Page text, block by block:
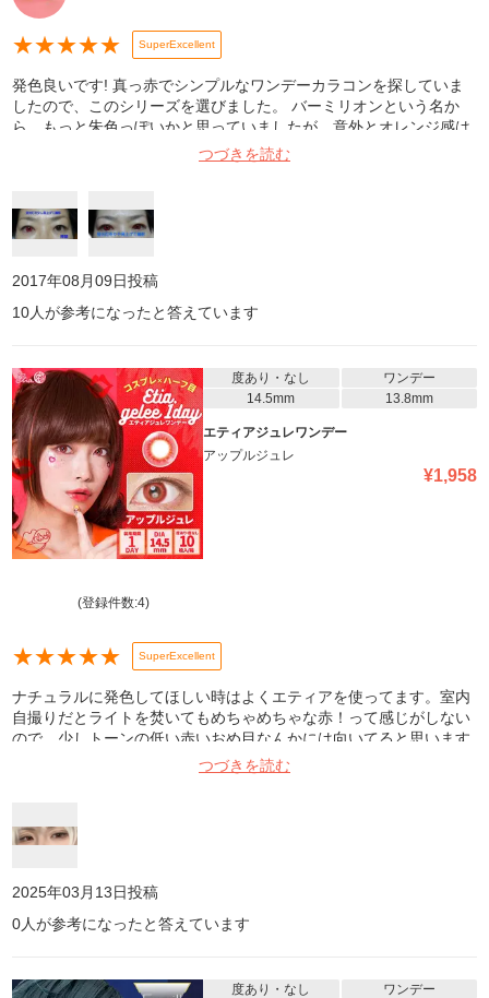
★★★★★ SuperExcellent
発色良いです! 真っ赤でシンプルなワンデーカラコンを探していま
したので、このシリーズを選びました。 バーミリオンという名か
ら、もっと朱色っぽいかと思っていましたが、意外とオレンジ感は
無く鮮やかな赤でした。 大きさも大きすぎず小さすぎずでちょうど
いいです。 乾燥も付け心地も普通レベルです。 パキッとした鮮や
つづきを読む
2017年08月09日投稿
10人が参考になったと答えています
度あり・なし
ワンデー
14.5mm
13.8mm
エティアジュレワンデー
アップルジュレ
¥1,958
(登録件数:4)
★★★★★ SuperExcellent
ナチュラルに発色してほしい時はよくエティアを使ってます。室内
自撮りだとライトを焚いてもめちゃめちゃな赤！って感じがしない
ので、少しトーンの低い赤いおめ目なんかには向いてると思います
✌🏻 お外では淡い赤のままかなり発色するので愛用してます🐱🎀
つづきを読む
2025年03月13日投稿
0人が参考になったと答えています
度あり・なし
ワンデー